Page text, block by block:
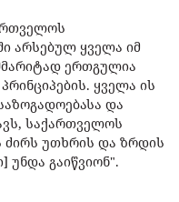
არსებულ ყველა იმ
ერთგულია
ყველა ის
და
საქართველოს
ძირს უთხრის და ზრდის
უნდა გაიწვიონ".